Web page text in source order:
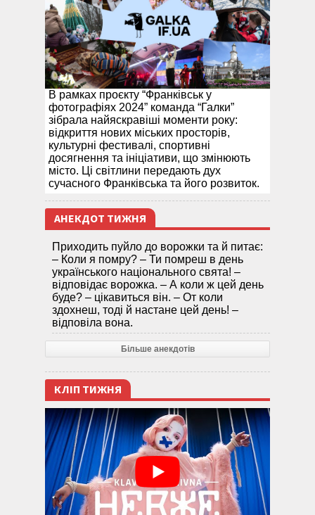
В рамках проєкту “Франківськ у
фотографіях 2024” команда “Галки”
зібрала найяскравіші моменти року:
відкриття нових міських просторів,
культурні фестивалі, спортивні
досягнення та ініціативи, що змінюють
місто. Ці світлини передають дух
сучасного Франківська та його розвиток.
АНЕКДОТ ТИЖНЯ
Приходить пуйло до ворожки та й питає:
– Коли я помру? – Ти помреш в день
українського національного свята! –
відповідає ворожка. – А коли ж цей день
буде? – цікавиться він. – От коли
здохнеш, тоді й настане цей день! –
відповіла вона.
Більше анекдотів
КЛІП ТИЖНЯ